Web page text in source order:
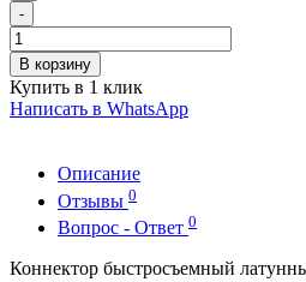
-
В корзину
Купить в 1 клик
Написать в WhatsApp
Описание
Отзывы 0
Вопрос - Ответ 0
Коннектор быстросъемный